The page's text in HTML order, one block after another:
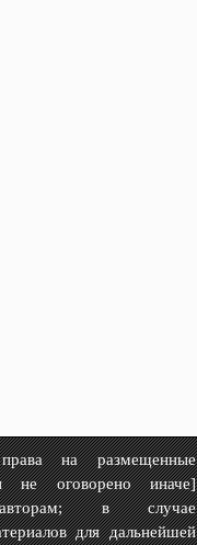
на размещенные
не оговорено иначе]
авторам; в случае
для дальнейшей